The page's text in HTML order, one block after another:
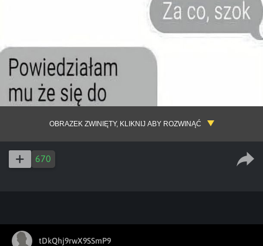
OBRAZEK ZWINIĘTY, KLIKNIJ ABY ROZWINĄĆ
670
tDkQhj9rwX9SSmP9